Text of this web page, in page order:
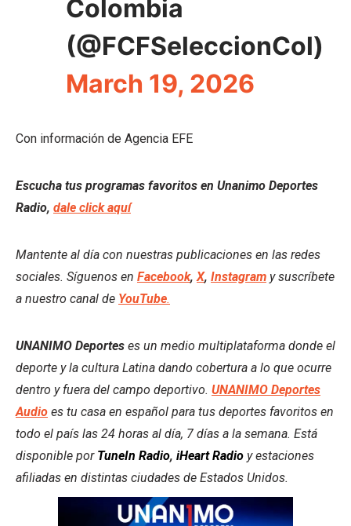
Colombia
(@FCFSeleccionCol)
March 19, 2026
Con información de Agencia EFE
Escucha tus programas favoritos en Unanimo Deportes
Radio, dale click aquí
Mantente al día con nuestras publicaciones en las redes
sociales. Síguenos en Facebook,X, Instagram y suscríbete
a nuestro canal de YouTube.
UNANIMO Deportes es un medio multiplataforma donde el
deporte y la cultura Latina dando cobertura a lo que ocurre
dentro y fuera del campo deportivo. UNANIMO Deportes
Audio es tu casa en español para tus deportes favoritos en
todo el país las 24 horas al día, 7 días a la semana. Está
disponible por TuneIn Radio, iHeart Radio y estaciones
afiliadas en distintas ciudades de Estados Unidos.